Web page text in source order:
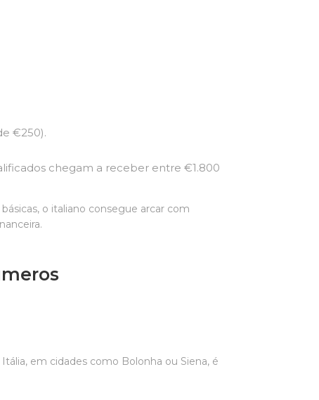
€250).
chegam a receber entre €1.800
o italiano consegue arcar com
em cidades como Bolonha ou Siena, é